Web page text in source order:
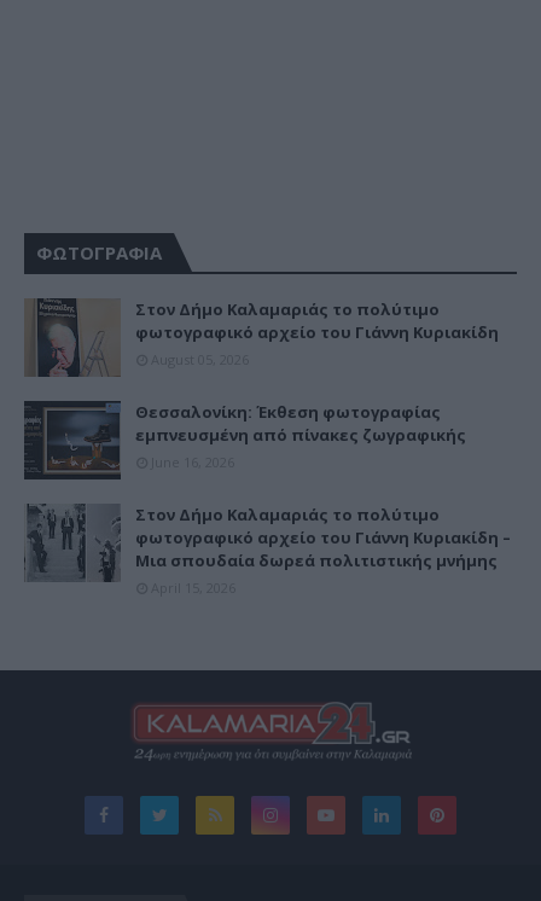
ΦΩΤΟΓΡΑΦΙΑ
Στον Δήμο Καλαμαριάς το πολύτιμο
φωτογραφικό αρχείο του Γιάννη Κυριακίδη
Θεσσαλονίκη: Έκθεση φωτογραφίας
εμπνευσμένη από πίνακες ζωγραφικής
Στον Δήμο Καλαμαριάς το πολύτιμο
φωτογραφικό αρχείο του Γιάννη Κυριακίδη –
Μια σπουδαία δωρεά πολιτιστικής μνήμης